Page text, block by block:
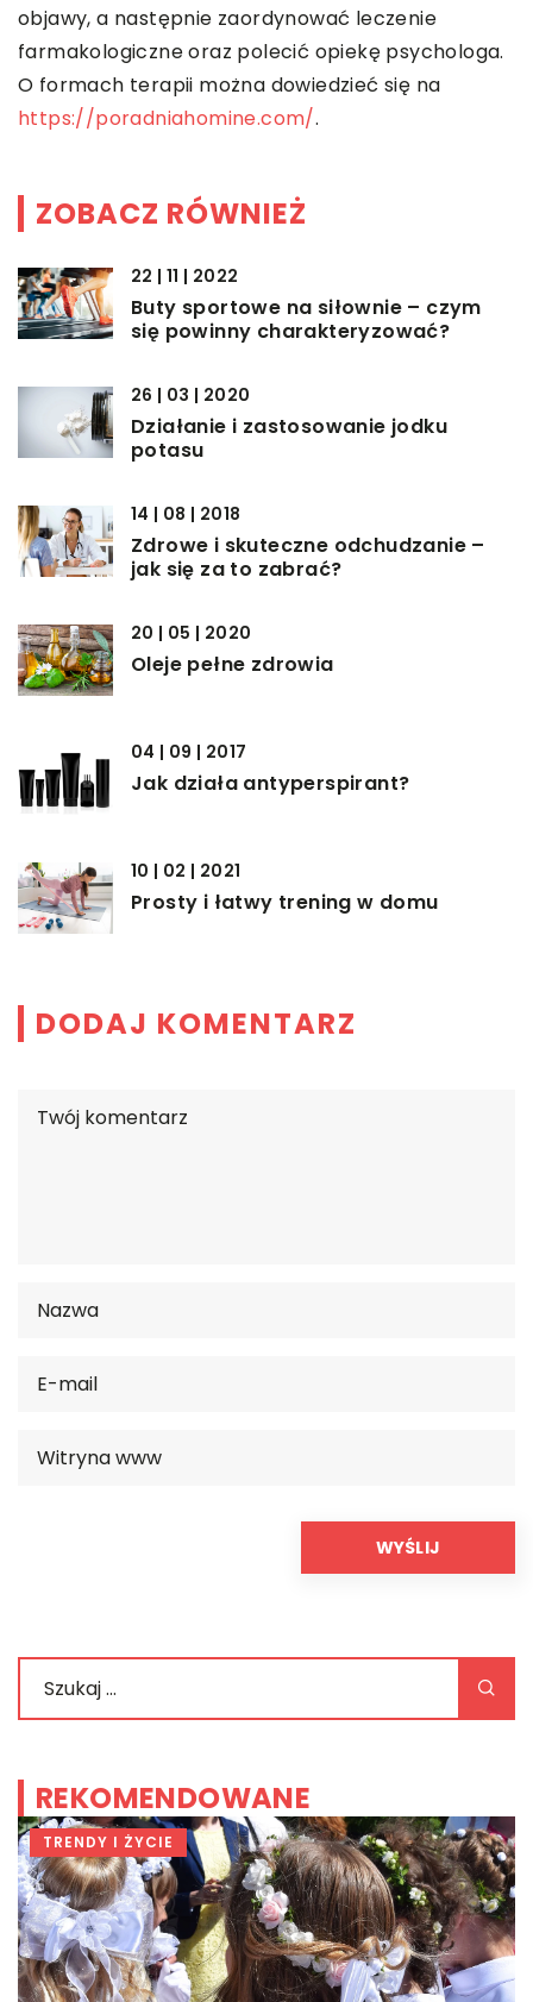
objawy, a następnie zaordynować leczenie
farmakologiczne oraz polecić opiekę psychologa.
O formach terapii można dowiedzieć się na
https://poradniahomine.com/.
ZOBACZ RÓWNIEŻ
22 | 11 | 2022
Buty sportowe na siłownie – czym
się powinny charakteryzować?
26 | 03 | 2020
Działanie i zastosowanie jodku
potasu
14 | 08 | 2018
Zdrowe i skuteczne odchudzanie –
jak się za to zabrać?
20 | 05 | 2020
Oleje pełne zdrowia
04 | 09 | 2017
Jak działa antyperspirant?
10 | 02 | 2021
Prosty i łatwy trening w domu
DODAJ KOMENTARZ
REKOMENDOWANE
TRENDY I ŻYCIE